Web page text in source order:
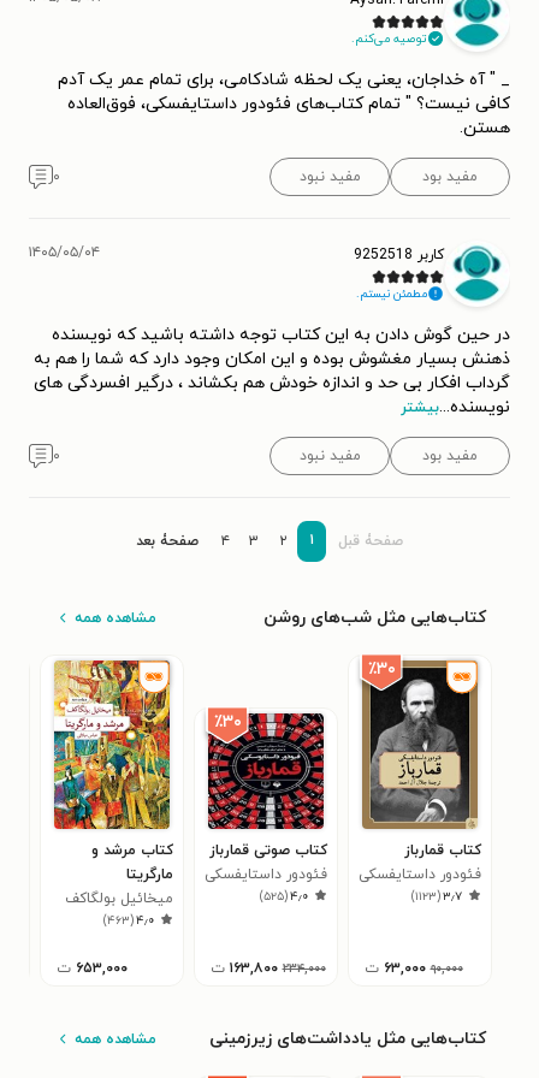
توصیه می‌کنم.
_ " آه خداجان، یعنی یک لحظه شادکامی، برای تمام عمر یک آدم
کافی نیست؟ " تمام کتاب‌های فئودور داستایفسکی، فوق‌العاده
هستن.
مفید بود مفید نبود ۰
کاربر 9252518
مطمئن نیستم.
۱۴۰۵/۰۵/۰۴
در حین گوش دادن به این کتاب توجه داشته باشید که نویسنده
ذهنش بسیار مغشوش بوده و این امکان وجود دارد که شما را هم به
گرداب افکار بی حد و اندازه خودش هم بکشاند ، درگیر افسردگی های
نویسنده...بیشتر
مفید بود مفید نبود ۰
صفحۀ قبل ۱ ۲ ۳ ۴ صفحۀ بعد
کتاب‌هایی مثل شب‌های روشن مشاهده همه
٪۳۰
کتاب قمارباز
فئودور داستایفسکی
۳٫۷(۱۱۲۳)
۹۰,۰۰۰ ۶۳,۰۰۰ ت
٪۳۰
کتاب صوتی قمارباز
فئودور داستایفسکی
۴٫۰(۵۲۵)
۲۳۴,۰۰۰ ۱۶۳,۸۰۰ ت
کتاب مرشد و
مارگریتا
میخائیل بولگاکف
۴٫۰(۴۶۳)
۶۵۳,۰۰۰ ت
کتاب‌هایی مثل یادداشت‌های زیرزمینی مشاهده همه